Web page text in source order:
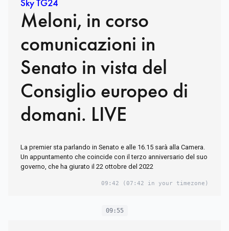
Sky TG24
Meloni, in corso
comunicazioni in
Senato in vista del
Consiglio europeo di
domani. LIVE
La premier sta parlando in Senato e alle 16.15 sarà alla Camera.
Un appuntamento che coincide con il terzo anniversario del suo
governo, che ha giurato il 22 ottobre del 2022
09:42 (07:42 in your timezone)
09:55